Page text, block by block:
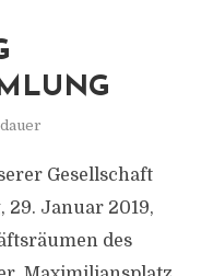
Gesellschaft
29. Januar 2019,
des